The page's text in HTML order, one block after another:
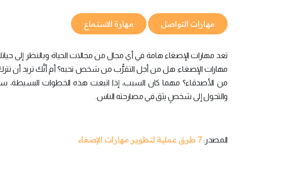
مهارات التواصل مهارة الاستماع
تعد مهارات الإصغاء هامة في أي مجال من مجالات الحياة؛ وبالنظر إلى
مهارات الإصغاء: هل من أجل التقرُّب من شخص تحبه؟ أم أنَّك تريد أن
من الأصدقاء؟ مهما كان السبب، إذا اتبعت هذه الخطوات البسيطة،
والتحول إلى شخصٍ يثق في مصارحته الناس.
المصدر:7 طرق عملية لتطوير مهارات الإصغاء